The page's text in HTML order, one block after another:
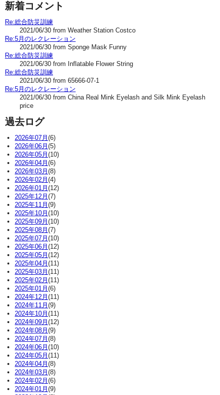
新着コメント
Re:総合防災訓練
2021/06/30 from Weather Station Costco
Re:5月のレクレーション
2021/06/30 from Sponge Mask Funny
Re:総合防災訓練
2021/06/30 from Inflatable Flower String
Re:総合防災訓練
2021/06/30 from 65666-07-1
Re:5月のレクレーション
2021/06/30 from China Real Mink Eyelash and Silk Mink Eyelash
price
過去ログ
2026年07月(6)
2026年06月(5)
2026年05月(10)
2026年04月(6)
2026年03月(8)
2026年02月(4)
2026年01月(12)
2025年12月(7)
2025年11月(9)
2025年10月(10)
2025年09月(10)
2025年08月(7)
2025年07月(10)
2025年06月(12)
2025年05月(12)
2025年04月(11)
2025年03月(11)
2025年02月(11)
2025年01月(6)
2024年12月(11)
2024年11月(9)
2024年10月(11)
2024年09月(12)
2024年08月(9)
2024年07月(8)
2024年06月(10)
2024年05月(11)
2024年04月(8)
2024年03月(8)
2024年02月(6)
2024年01月(9)